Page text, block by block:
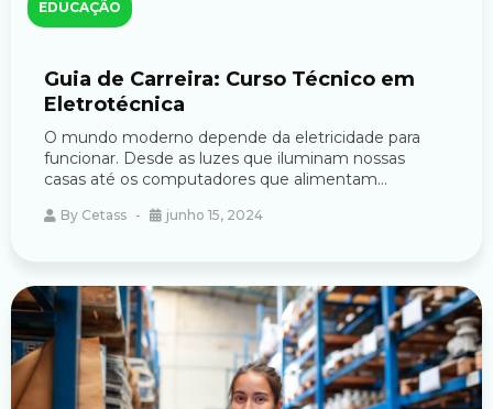
EDUCAÇÃO
Guia de Carreira: Curso Técnico em
Eletrotécnica
O mundo moderno depende da eletricidade para
funcionar. Desde as luzes que iluminam nossas
casas até os computadores que alimentam...
By Cetass junho 15, 2024